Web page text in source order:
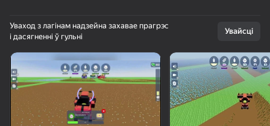
у якія гуляюць
нават тыя, хто
Паглядзець
Уваход з лагінам надзейна захавае прагрэс
і дасягненні ў гульні
Увайсці